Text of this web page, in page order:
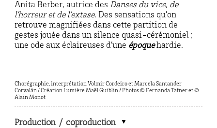
Anita Berber, autrice des Danses du vice, de
l’horreur et de l’extase. Des sensations qu’on
retrouve magnifiées dans cette partition de
gestes jouée dans un silence quasi-cérémoniel ;
une ode aux éclaireuses d’une époquehardie.
Chorégraphie, interprétation VolmirCordeiroetMarcelaSantander
Corvalán/Création Lumière MaëlGuiblin/Photos© Fernanda Tafner et ©
Alain Monot
Production / coproduction